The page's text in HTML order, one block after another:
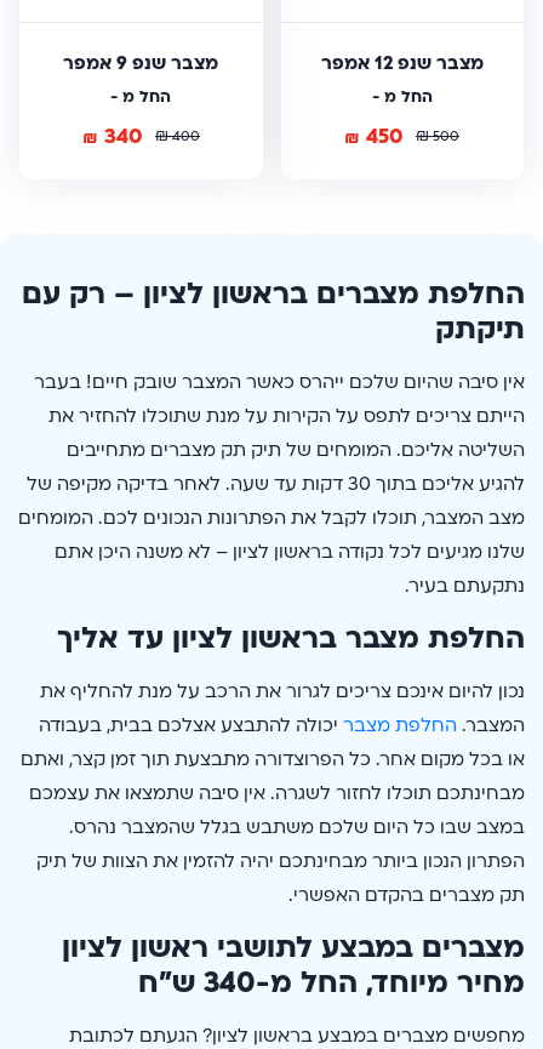
מצבר שנפ 12 אמפר
החל מ -
500
₪
450
₪
מצבר שנפ 9 אמפר
החל מ -
400
₪
340
₪
החלפת מצברים בראשון לציון – רק עם
תיקתק
אין סיבה שהיום שלכם ייהרס כאשר המצבר שובק חיים! בעבר
הייתם צריכים לתפס על הקירות על מנת שתוכלו להחזיר את
השליטה אליכם. המומחים של תיק תק מצברים מתחייבים
להגיע אליכם בתוך 30 דקות עד שעה. לאחר בדיקה מקיפה של
מצב המצבר, תוכלו לקבל את הפתרונות הנכונים לכם. המומחים
שלנו מגיעים לכל נקודה בראשון לציון – לא משנה היכן אתם
נתקעתם בעיר.
החלפת מצבר בראשון לציון עד אליך
נכון להיום אינכם צריכים לגרור את הרכב על מנת להחליף את
המצבר. החלפת מצבר יכולה להתבצע אצלכם בבית, בעבודה
או בכל מקום אחר. כל הפרוצדורה מתבצעת תוך זמן קצר, ואתם
מבחינתכם תוכלו לחזור לשגרה. אין סיבה שתמצאו את עצמכם
במצב שבו כל היום שלכם משתבש בגלל שהמצבר נהרס.
הפתרון הנכון ביותר מבחינתכם יהיה להזמין את הצוות של תיק
תק מצברים בהקדם האפשרי.
מצברים במבצע לתושבי ראשון לציון
מחיר מיוחד, החל מ-340 ש”ח
מחפשים מצברים במבצע בראשון לציון? הגעתם לכתובת